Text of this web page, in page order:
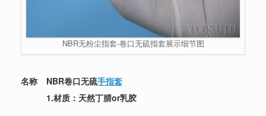
NBR无粉尘指套-卷口无硫指套展示细节图
名称 NBR卷口无硫手指套
1.材质：天然丁腈or乳胶